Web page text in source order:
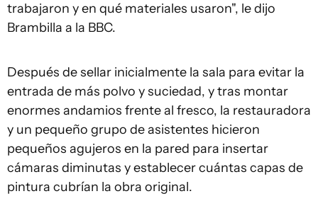
trabajaron y en qué materiales usaron", le dijo
Brambilla a la BBC.
Después de sellar inicialmente la sala para evitar la
entrada de más polvo y suciedad, y tras montar
enormes andamios frente al fresco, la restauradora
y un pequeño grupo de asistentes hicieron
pequeños agujeros en la pared para insertar
cámaras diminutas y establecer cuántas capas de
pintura cubrían la obra original.